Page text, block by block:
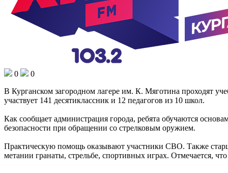
0
0
В Курганском загородном лагере им. К. Мяготина проходят
участвует 141 десятиклассник и 12 педагогов из 10 школ.
Как сообщает администрация города, ребята обучаются
безопасности при обращении со стрелковым оружием.
Практическую помощь оказывают участники СВО. Также
метании гранаты, стрельбе, спортивных играх. Отмечается,